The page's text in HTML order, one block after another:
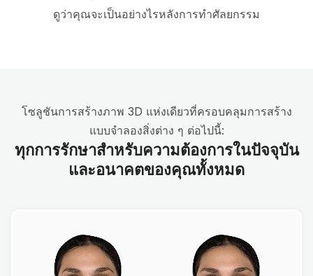
ดูว่าคุณจะเป็นอย่างไรหลังการทำศัลยกรรม
โซลูชันการสร้างภาพ 3D แห่งเดียวที่ครอบคลุมการสร้าง
แบบจำลองสิ่งต่าง ๆ ต่อไปนี้:
ทุกการรักษาสำหรับความต้องการในปัจจุบัน
และอนาคตของคุณทั้งหมด